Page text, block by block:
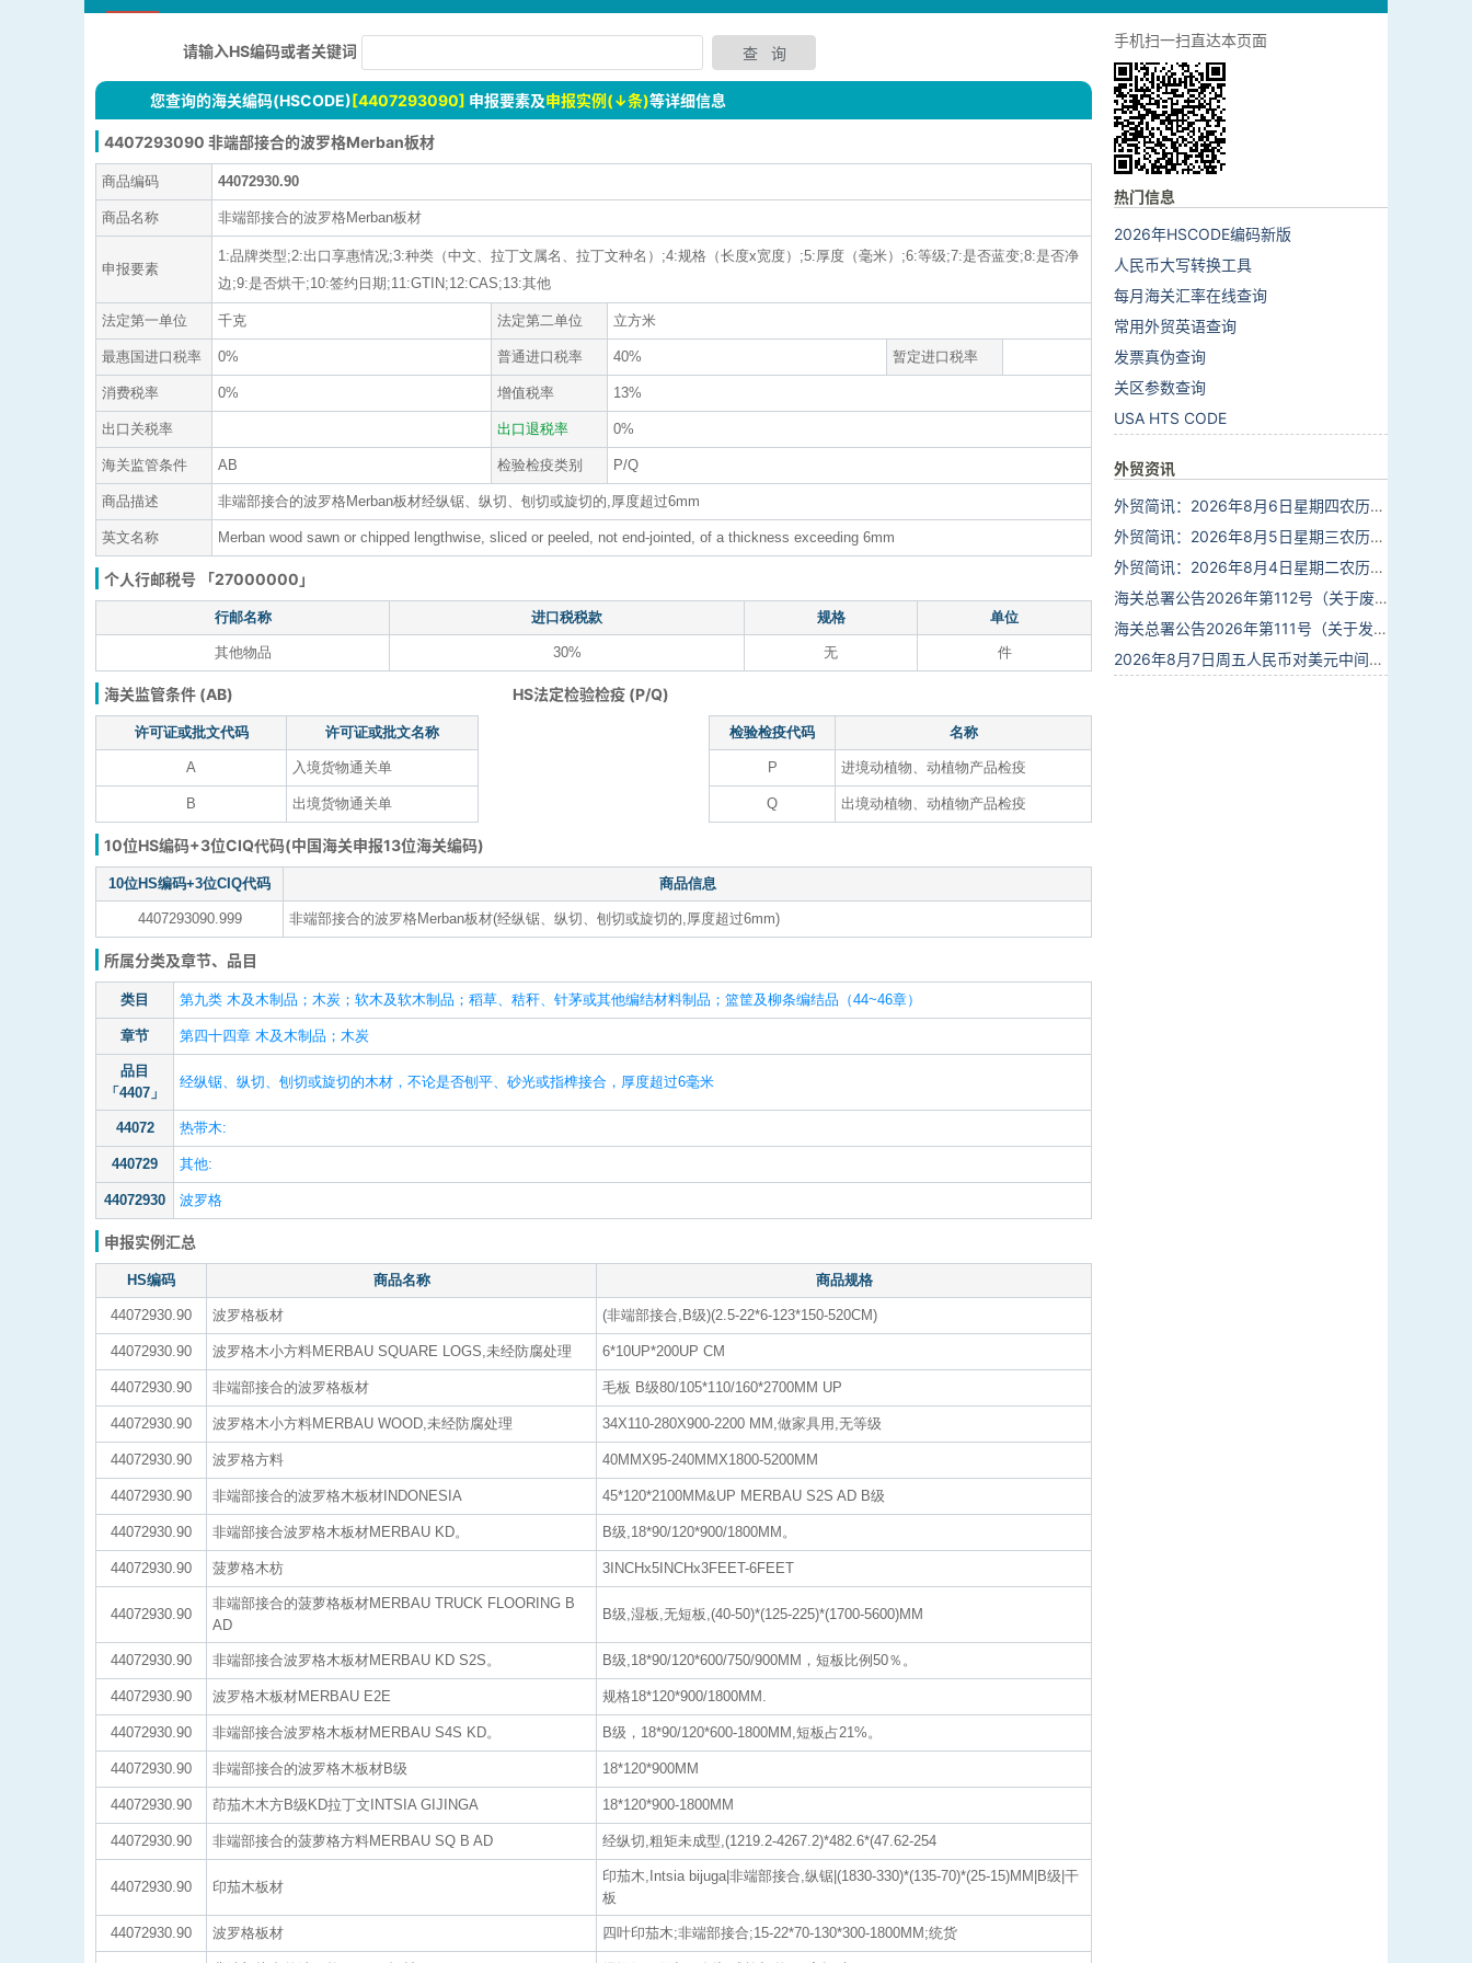
请输入HS编码或者关键词
您查询的海关编码(HSCODE)[4407293090] 申报要素及申报实例(↓条)等详细信息
4407293090 非端部接合的波罗格Merban板材
商品编码 44072930.90
商品名称 非端部接合的波罗格Merban板材
申报要素
1:品牌类型;2:出口享惠情况;3:种类（中文、拉丁文属名、拉丁文种名）;4:规格（长度x宽度）;5:厚度（毫米）;6:等级;7:是否蓝变;8:是否净
边;9:是否烘干;10:签约日期;11:GTIN;12:CAS;13:其他
法定第一单位 千克 法定第二单位 立方米
最惠国进口税率 0% 普通进口税率 40% 暂定进口税率
消费税率 0% 增值税率 13%
出口关税率 出口退税率 0%
海关监管条件 AB 检验检疫类别 P/Q
商品描述 非端部接合的波罗格Merban板材经纵锯、纵切、刨切或旋切的,厚度超过6mm
英文名称 Merban wood sawn or chipped lengthwise, sliced or peeled, not end-jointed, of a thickness exceeding 6mm
个人行邮税号 「27000000」
行邮名称 进口税税款 规格 单位
其他物品 30% 无 件
海关监管条件 (AB) HS法定检验检疫 (P/Q)
许可证或批文代码 许可证或批文名称
A 入境货物通关单
B 出境货物通关单
检验检疫代码 名称
P 进境动植物、动植物产品检疫
Q 出境动植物、动植物产品检疫
10位HS编码+3位CIQ代码(中国海关申报13位海关编码)
10位HS编码+3位CIQ代码 商品信息
4407293090.999 非端部接合的波罗格Merban板材(经纵锯、纵切、刨切或旋切的,厚度超过6mm)
所属分类及章节、品目
类目 第九类 木及木制品；木炭；软木及软木制品；稻草、秸秆、针茅或其他编结材料制品；篮筐及柳条编结品（44~46章）
章节 第四十四章 木及木制品；木炭
品目
「4407」
经纵锯、纵切、刨切或旋切的木材，不论是否刨平、砂光或指榫接合，厚度超过6毫米
44072 热带木:
440729 其他:
44072930 波罗格
申报实例汇总
HS编码 商品名称 商品规格
44072930.90 波罗格板材 (非端部接合,B级)(2.5-22*6-123*150-520CM)
44072930.90 波罗格木小方料MERBAU SQUARE LOGS,未经防腐处理 6*10UP*200UP CM
44072930.90 非端部接合的波罗格板材 毛板 B级80/105*110/160*2700MM UP
44072930.90 波罗格木小方料MERBAU WOOD,未经防腐处理 34X110-280X900-2200 MM,做家具用,无等级
44072930.90 波罗格方料 40MMX95-240MMX1800-5200MM
44072930.90 非端部接合的波罗格木板材INDONESIA 45*120*2100MM&UP MERBAU S2S AD B级
44072930.90 非端部接合波罗格木板材MERBAU KD。 B级,18*90/120*900/1800MM。
44072930.90 菠萝格木枋 3INCHx5INCHx3FEET-6FEET
44072930.90
非端部接合的菠萝格板材MERBAU TRUCK FLOORING B
AD
B级,湿板,无短板,(40-50)*(125-225)*(1700-5600)MM
44072930.90 非端部接合波罗格木板材MERBAU KD S2S。 B级,18*90/120*600/750/900MM，短板比例50％。
44072930.90 波罗格木板材MERBAU E2E 规格18*120*900/1800MM.
44072930.90 非端部接合波罗格木板材MERBAU S4S KD。 B级，18*90/120*600-1800MM,短板占21%。
44072930.90 非端部接合的波罗格木板材B级 18*120*900MM
44072930.90 茚茄木木方B级KD拉丁文INTSIA GIJINGA 18*120*900-1800MM
44072930.90 非端部接合的菠萝格方料MERBAU SQ B AD 经纵切,粗矩未成型,(1219.2-4267.2)*482.6*(47.62-254
44072930.90 印茄木板材
印茄木,Intsia bijuga|非端部接合,纵锯|(1830-330)*(135-70)*(25-15)MM|B级|干
板
44072930.90 波罗格板材 四叶印茄木;非端部接合;15-22*70-130*300-1800MM;统货
手机扫一扫直达本页面
热门信息
2026年HSCODE编码新版
人民币大写转换工具
每月海关汇率在线查询
常用外贸英语查询
发票真伪查询
关区参数查询
USA HTS CODE
外贸资讯
外贸简讯：2026年8月6日星期四农历六月廿四
外贸简讯：2026年8月5日星期三农历六月廿三
外贸简讯：2026年8月4日星期二农历六月廿二
海关总署公告2026年第112号（关于废止部分卫生检疫类规范性文件的公告）
海关总署公告2026年第111号（关于发布《进出境动植物检疫处理监督管理工作规定》《进出境卫生处理监督管理工作规定》的公告）
2026年8月7日周五人民币对美元中间价报6.7904调贬9个基点